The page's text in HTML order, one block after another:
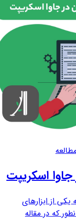
از ابزارهای
که در مقاله